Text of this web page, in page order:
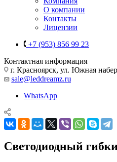
О компании
Контакты
Лицензии
+7 (953) 856 99 23
Контактная информация
г. Красноярск, ул. Южная
sale@leddreamz.ru
WhatsApp
Cветодиодный